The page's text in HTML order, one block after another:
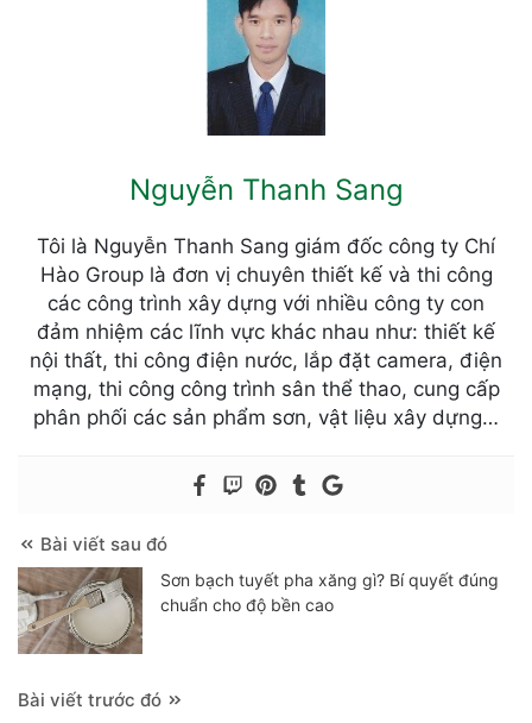
Nguyễn Thanh Sang
Tôi là Nguyễn Thanh Sang giám đốc công ty Chí
Hào Group là đơn vị chuyên thiết kế và thi công
các công trình xây dựng với nhiều công ty con
đảm nhiệm các lĩnh vực khác nhau như: thiết kế
nội thất, thi công điện nước, lắp đặt camera, điện
mạng, thi công công trình sân thể thao, cung cấp
phân phối các sản phẩm sơn, vật liệu xây dựng…
Bài viết sau đó
Sơn bạch tuyết pha xăng gì? Bí quyết đúng
chuẩn cho độ bền cao
Bài viết trước đó